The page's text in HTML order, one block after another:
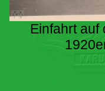
Einfahrt auf